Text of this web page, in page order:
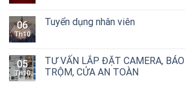
06
Th10
Tuyển dụng nhân viên
05
Th10
TƯ VẤN LẮP ĐẶT CAMERA, BÁO
TRỘM, CỬA AN TOÀN